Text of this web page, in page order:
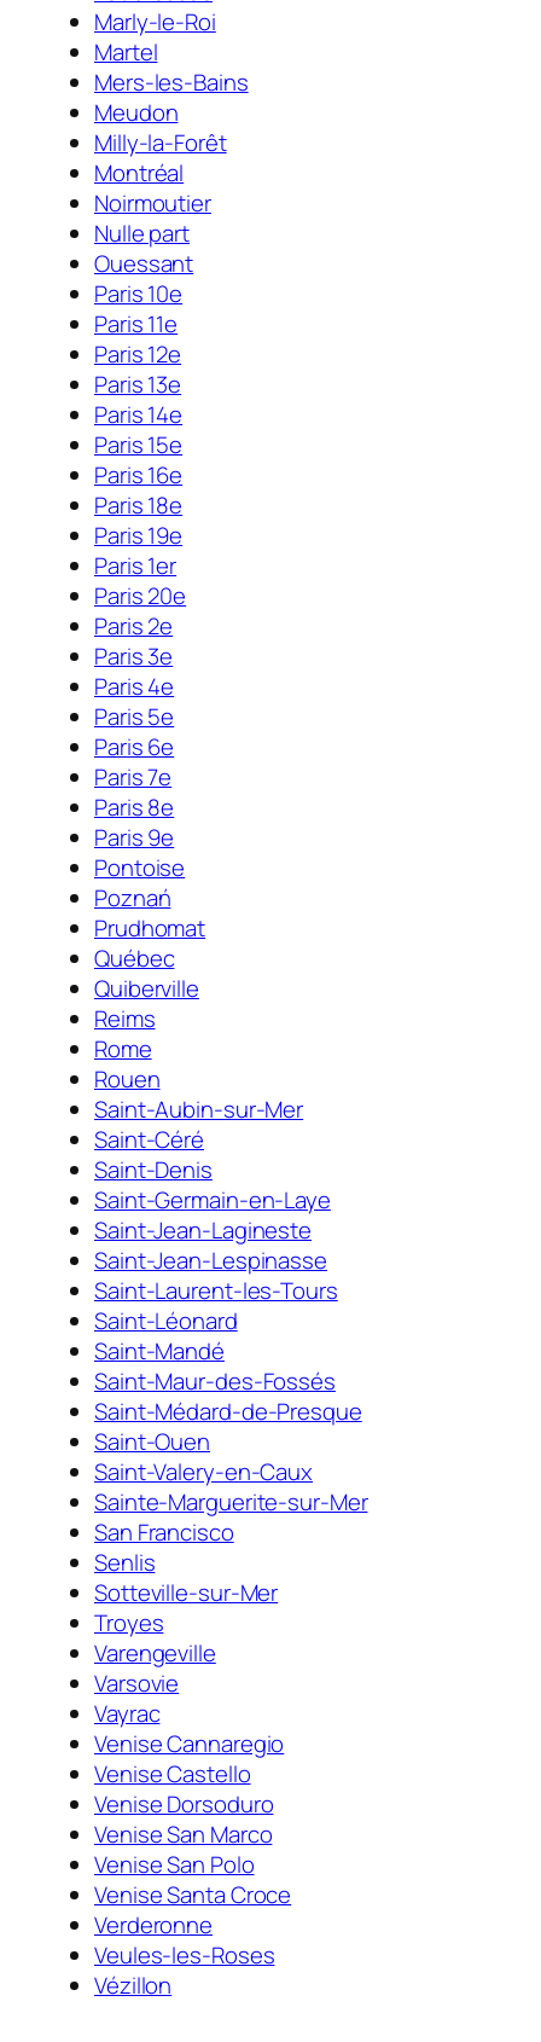
Marly-le-Roi
Martel
Mers-les-Bains
Meudon
Milly-la-Forêt
Montréal
Noirmoutier
Nulle part
Ouessant
Paris 10e
Paris 11e
Paris 12e
Paris 13e
Paris 14e
Paris 15e
Paris 16e
Paris 18e
Paris 19e
Paris 1er
Paris 20e
Paris 2e
Paris 3e
Paris 4e
Paris 5e
Paris 6e
Paris 7e
Paris 8e
Paris 9e
Pontoise
Poznań
Prudhomat
Québec
Quiberville
Reims
Rome
Rouen
Saint-Aubin-sur-Mer
Saint-Céré
Saint-Denis
Saint-Germain-en-Laye
Saint-Jean-Lagineste
Saint-Jean-Lespinasse
Saint-Laurent-les-Tours
Saint-Léonard
Saint-Mandé
Saint-Maur-des-Fossés
Saint-Médard-de-Presque
Saint-Ouen
Saint-Valery-en-Caux
Sainte-Marguerite-sur-Mer
San Francisco
Senlis
Sotteville-sur-Mer
Troyes
Varengeville
Varsovie
Vayrac
Venise Cannaregio
Venise Castello
Venise Dorsoduro
Venise San Marco
Venise San Polo
Venise Santa Croce
Verderonne
Veules-les-Roses
Vézillon